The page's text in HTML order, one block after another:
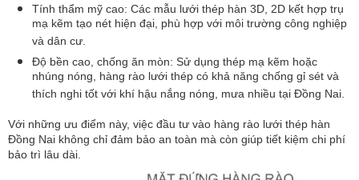
Tính thẩm mỹ cao: Các mẫu lưới thép hàn 3D, 2D kết hợp trụ
mạ kẽm tạo nét hiện đại, phù hợp với môi trường công nghiệp
và dân cư.
Độ bền cao, chống ăn mòn: Sử dụng thép mạ kẽm hoặc
nhúng nóng, hàng rào lưới thép có khả năng chống gỉ sét và
thích nghi tốt với khí hậu nắng nóng, mưa nhiều tại Đồng Nai.
Với những ưu điểm này, việc đầu tư vào hàng rào lưới thép hàn
Đồng Nai không chỉ đảm bảo an toàn mà còn giúp tiết kiệm chi phí
bảo trì lâu dài.